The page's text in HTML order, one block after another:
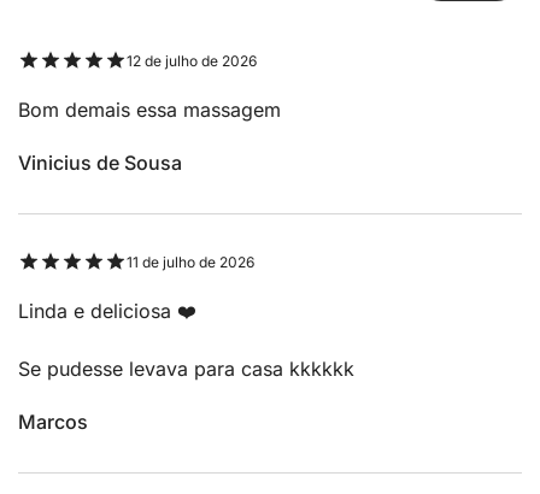
12 de julho de 2026
Bom demais essa massagem
Vinicius de Sousa
11 de julho de 2026
Linda e deliciosa ❤️
Se pudesse levava para casa kkkkkk
Marcos